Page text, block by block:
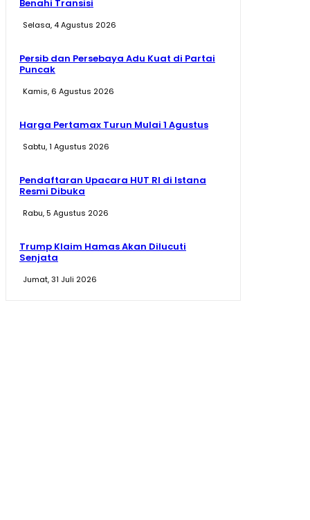
Benahi Transisi
Selasa, 4 Agustus 2026
Persib dan Persebaya Adu Kuat di Partai
Puncak
Kamis, 6 Agustus 2026
Harga Pertamax Turun Mulai 1 Agustus
Sabtu, 1 Agustus 2026
Pendaftaran Upacara HUT RI di Istana
Resmi Dibuka
Rabu, 5 Agustus 2026
Trump Klaim Hamas Akan Dilucuti
Senjata
Jumat, 31 Juli 2026